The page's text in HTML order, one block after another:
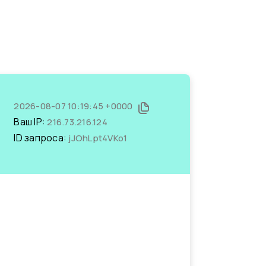
2026-08-07 10:19:45 +0000
Ваш IP:216.73.216.124
ID запроса: jJOhLpt4VKo1